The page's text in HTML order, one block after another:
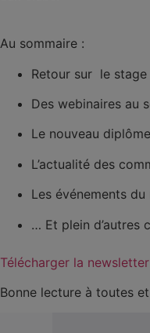
Au sommaire :
Retour sur le stage
Des webinaires au
Le nouveau
L’actualité des
Les événements du
… Et plein d’autres
Télécharger la
Bonne lecture à toutes